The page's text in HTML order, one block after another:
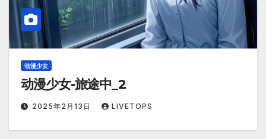
动漫少女
动漫少女-旅途中_2
2025年2月13日 LIVETOPS